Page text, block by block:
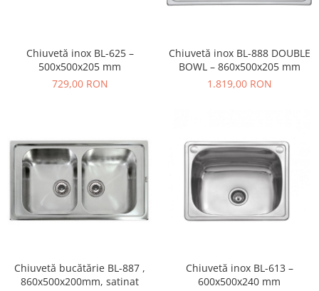
Chiuvetă inox BL-625 –
500x500x205 mm
729,00 RON
Chiuvetă inox BL-888 DOUBLE
BOWL – 860x500x205 mm
1.819,00 RON
Chiuvetă bucătărie BL-887 ,
860x500x200mm, satinat
Chiuvetă inox BL-613 –
600x500x240 mm